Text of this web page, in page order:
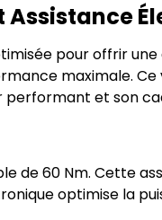
pour offrir une
maximale.
performant et son
de 60 Nm. Cette
optimise la